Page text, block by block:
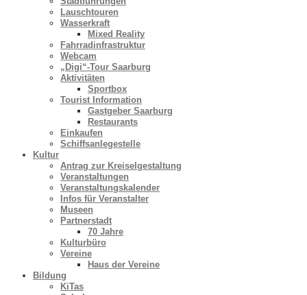
Lauschtouren
Wasserkraft
Mixed Reality
Fahrradinfrastruktur
Webcam
„Digi“-Tour Saarburg
Aktivitäten
Sportbox
Tourist Information
Gastgeber Saarburg
Restaurants
Einkaufen
Schiffsanlegestelle
Kultur
Antrag zur Kreiselgestaltung
Veranstaltungen
Veranstaltungskalender
Infos für Veranstalter
Museen
Partnerstadt
70 Jahre
Kulturbüro
Vereine
Haus der Vereine
Bildung
KiTas